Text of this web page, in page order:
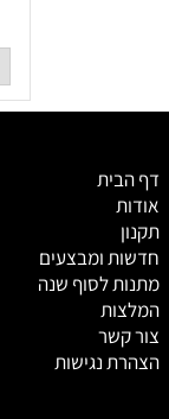
דף הבית
אודות
תקנון
חדשות ומבצעים
מתנות לסוף שנה
המלצות
צור קשר
הצהרת נגישות